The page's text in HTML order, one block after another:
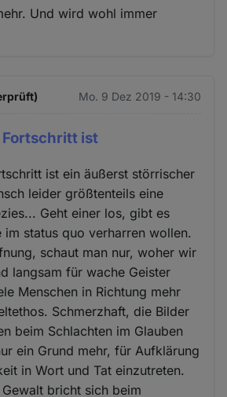
Und wird wohl immer
Mo. 9 Dez 2019 - 14:30
ist
ist ein äußerst störrischer
leider größtenteils eine
Geht einer los, gibt es
im status quo verharren wollen.
schaut man nur, woher wir
langsam für wache Geister
Menschen in Richtung mehr
Schmerzhaft, die Bilder
beim Schlachten im Glauben
ein Grund mehr, für Aufklärung
in Wort und Tat einzutreten.
bricht sich beim